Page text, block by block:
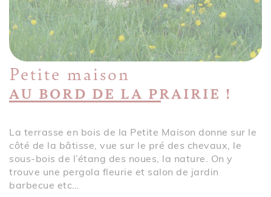
Petite maison
AU BORD DE LA PRAIRIE !
La terrasse en bois de la Petite Maison donne sur le
côté de la bâtisse, vue sur le pré des chevaux, le
sous-bois de l’étang des noues, la nature. On y
trouve une pergola fleurie et salon de jardin
barbecue etc…